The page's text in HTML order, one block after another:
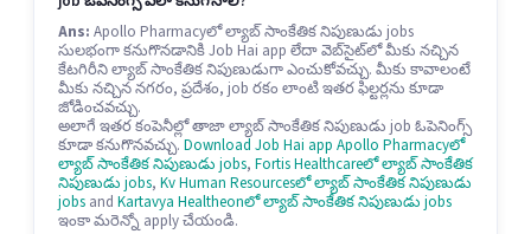
Ans: Apollo Pharmacyలో ల్యాబ్ సాంకేతిక నిపుణుడు jobs
సులభంగా కనుగొనడానికి Job Hai app లేదా వెబ్‌సైట్‌లో మీకు నచ్చిన
కేటగిరీని ల్యాబ్ సాంకేతిక నిపుణుడుగా ఎంచుకోవచ్చు. మీకు కావాలంటే
మీకు నచ్చిన నగరం, ప్రదేశం, job రకం లాంటి ఇతర ఫిల్టర్లను కూడా
జోడించవచ్చు.
అలాగే ఇతర కంపెనీల్లో తాజా ల్యాబ్ సాంకేతిక నిపుణుడు job ఓపెనింగ్స్
కూడా కనుగొనవచ్చు. Download Job Hai app Apollo Pharmacyలో
ల్యాబ్ సాంకేతిక నిపుణుడు jobs, Fortis Healthcareలో ల్యాబ్ సాంకేతిక
నిపుణుడు jobs, Kv Human Resourcesలో ల్యాబ్ సాంకేతిక నిపుణుడు
jobs and Kartavya Healtheonలో ల్యాబ్ సాంకేతిక నిపుణుడు jobs
ఇంకా మరెన్నో apply చేయండి.